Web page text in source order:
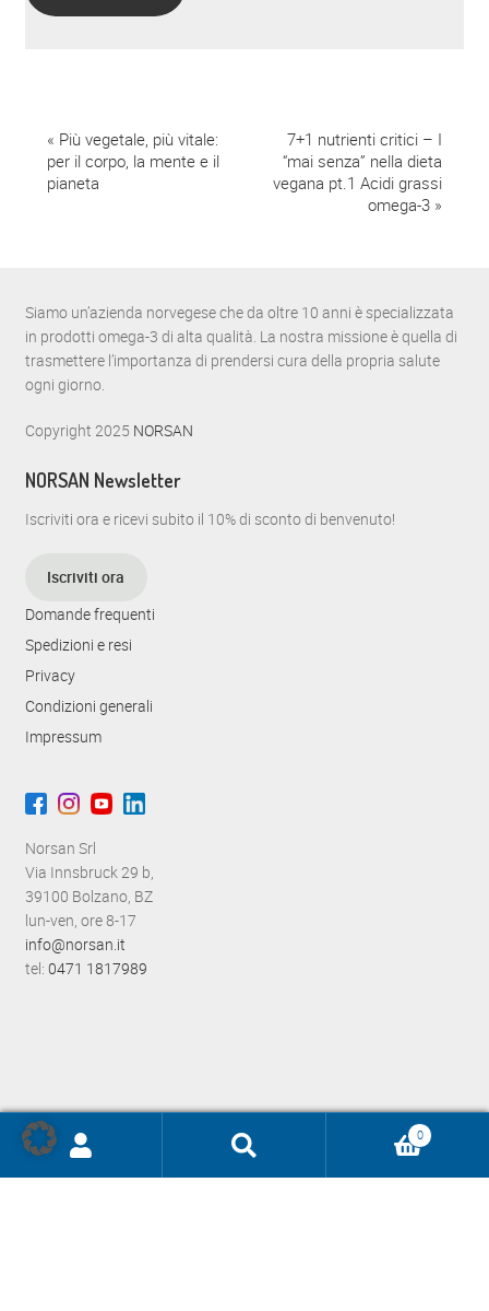
o
N
v
i
g
i
o
n
e
« Più vegetale, più vitale:
per il corpo, la mente e il
pianeta
7+1 nutrienti critici – I
“mai senza” nella dieta
vegana pt.1 Acidi grassi
omega-3 »
Siamo un’azienda norvegese che da oltre 10 anni è specializzata
in prodotti omega-3 di alta qualità. La nostra missione è quella di
trasmettere l’importanza di prendersi cura della propria salute
ogni giorno.
Copyright 2025 NORSAN
NORSAN Newsletter
Iscriviti ora e ricevi subito il 10% di sconto di benvenuto!
Iscriviti ora
Domande frequenti
Spedizioni e resi
Privacy
Condizioni generali
Impressum
Norsan Srl
Via Innsbruck 29 b,
39100 Bolzano, BZ
lun-ven, ore 8-17
info@norsan.it
tel: 0471 1817989
Ricerca
0